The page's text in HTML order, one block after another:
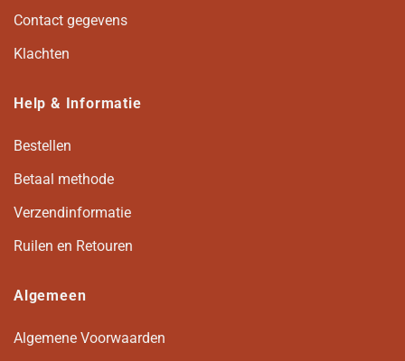
Contact gegevens
Klachten
Help & Informatie
Bestellen
Betaal methode
Verzendinformatie
Ruilen en Retouren
Algemeen
Algemene Voorwaarden